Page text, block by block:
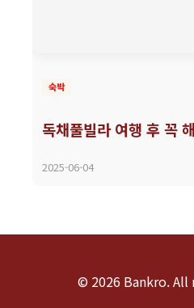
숙박
독채풀빌라 여행 후 꼭
2025-06-04
© 2026 Bankro. All